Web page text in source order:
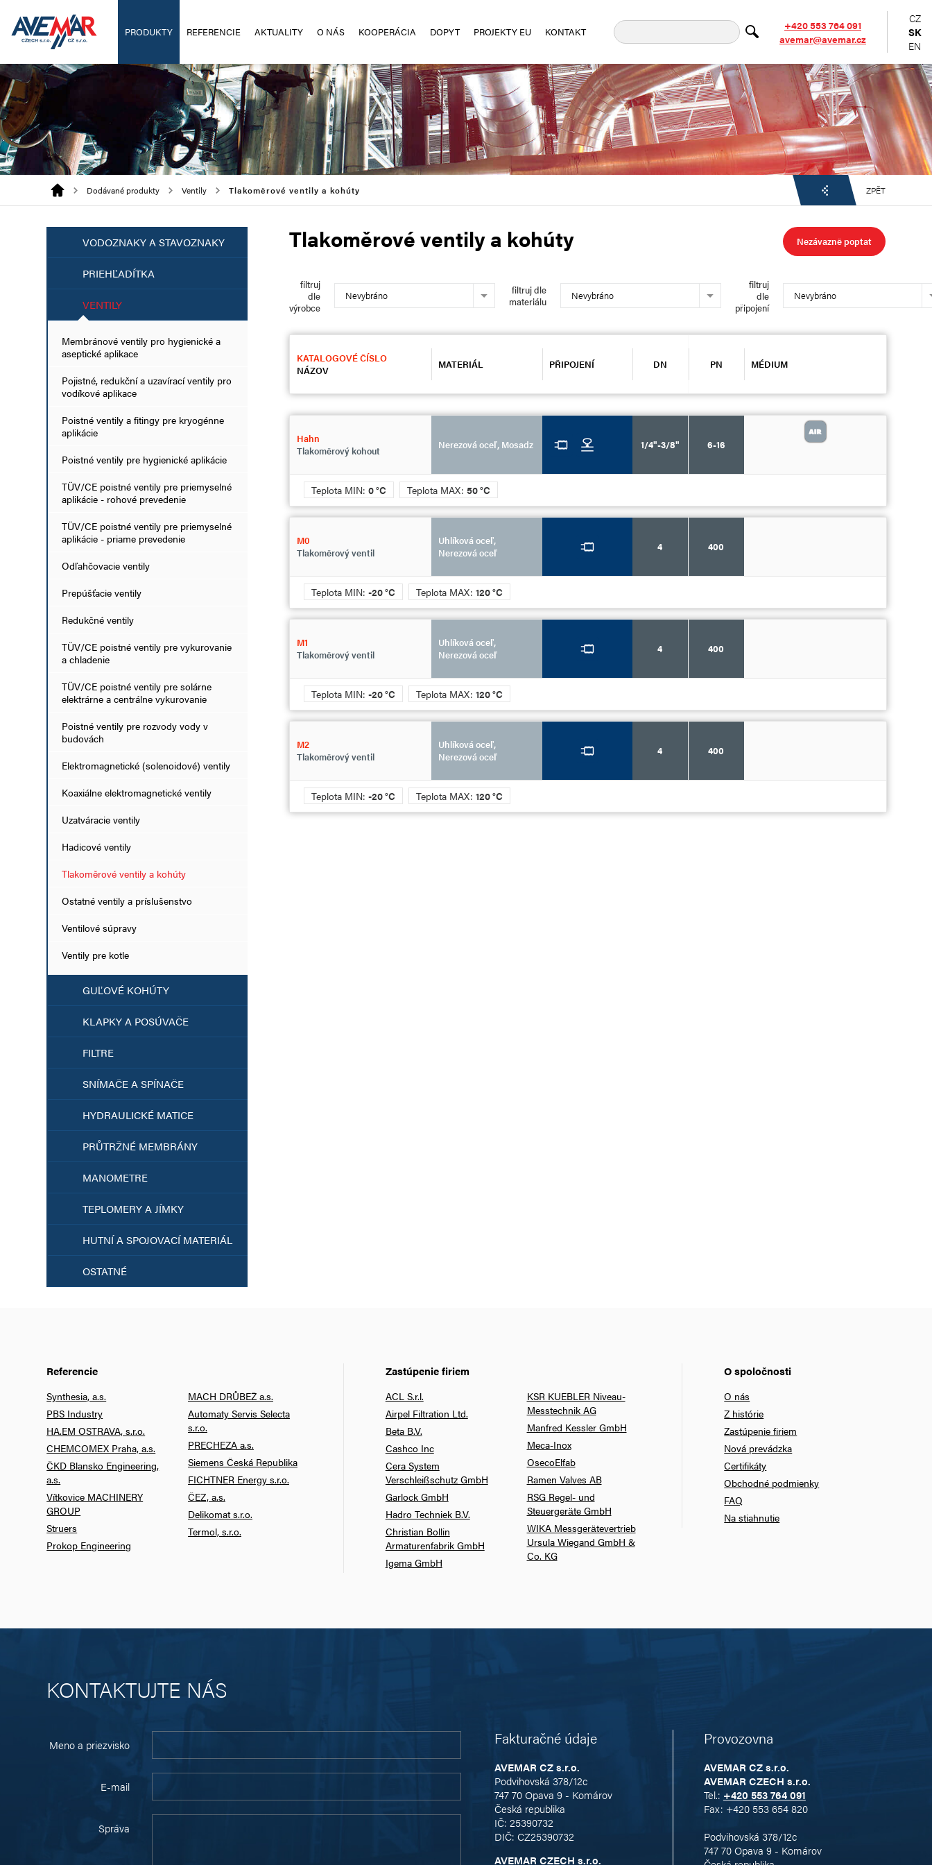
PRODUKTY REFERENCIE AKTUALITY O NÁS KOOPERÁCIA DOPYT PROJEKTY EU KONTAKT
+420 553 764 091
avemar@avemar.cz
CZ
SK
EN
Dodávané produkty Ventily Tlakoměrové ventily a kohúty ZPĚT
VODOZNAKY A STAVOZNAKY
PRIEHĽADÍTKA
VENTILY
Membránové ventily pro hygienické a
aseptické aplikace
Pojistné, redukční a uzavírací ventily pro
vodíkové aplikace
Poistné ventily a fitingy pre kryogénne
aplikácie
Poistné ventily pre hygienické aplikácie
TÜV/CE poistné ventily pre priemyselné
aplikácie - rohové prevedenie
TÜV/CE poistné ventily pre priemyselné
aplikácie - priame prevedenie
Odľahčovacie ventily
Prepúšťacie ventily
Redukčné ventily
TÜV/CE poistné ventily pre vykurovanie
a chladenie
TÜV/CE poistné ventily pre solárne
elektrárne a centrálne vykurovanie
Poistné ventily pre rozvody vody v
budovách
Elektromagnetické (solenoidové) ventily
Koaxiálne elektromagnetické ventily
Uzatváracie ventily
Hadicové ventily
Tlakoměrové ventily a kohúty
Ostatné ventily a príslušenstvo
Ventilové súpravy
Ventily pre kotle
GUĽOVÉ KOHÚTY
KLAPKY A POSÚVAČE
FILTRE
SNÍMAČE A SPÍNAČE
HYDRAULICKÉ MATICE
PRŮTRŽNÉ MEMBRÁNY
MANOMETRE
TEPLOMERY A JÍMKY
HUTNÍ A SPOJOVACÍ MATERIÁL
OSTATNÉ
Tlakoměrové ventily a kohúty Nezávazně poptat
filtruj
dle
výrobce
Nevybráno
filtruj dle
materiálu
Nevybráno
filtruj
dle
připojení
Nevybráno
KATALOGOVÉ ČÍSLO
NÁZOV
MATERIÁL PŘIPOJENÍ DN PN MÉDIUM
Hahn
Tlakoměrový kohout
Nerezová oceľ, Mosadz 1/4"-3/8" 6-16
Teplota MIN:0 °C Teplota MAX:50 °C
M0
Tlakoměrový ventil
Uhlíková oceľ,
Nerezová oceľ
4 400
Teplota MIN:-20 °C Teplota MAX:120 °C
M1
Tlakoměrový ventil
Uhlíková oceľ,
Nerezová oceľ
4 400
Teplota MIN:-20 °C Teplota MAX:120 °C
M2
Tlakoměrový ventil
Uhlíková oceľ,
Nerezová oceľ
4 400
Teplota MIN:-20 °C Teplota MAX:120 °C
Referencie
Synthesia, a.s.
PBS Industry
HA.EM OSTRAVA, s.r.o.
CHEMCOMEX Praha, a.s.
ČKD Blansko Engineering,
a.s.
Vítkovice MACHINERY
GROUP
Struers
Prokop Engineering
MACH DRŮBEŽ a.s.
Automaty Servis Selecta
s.r.o.
PRECHEZA a.s.
Siemens Česká Republika
FICHTNER Energy s.r.o.
ČEZ, a.s.
Delikomat s.r.o.
Termol, s.r.o.
Zastúpenie firiem
ACL S.r.l.
Airpel Filtration Ltd.
Beta B.V.
Cashco Inc
Cera System
Verschleißschutz GmbH
Garlock GmbH
Hadro Techniek B.V.
Christian Bollin
Armaturenfabrik GmbH
Igema GmbH
KSR KUEBLER Niveau-
Messtechnik AG
Manfred Kessler GmbH
Meca-Inox
OsecoElfab
Ramen Valves AB
RSG Regel- und
Steuergeräte GmbH
WIKA Messgerätevertrieb
Ursula Wiegand GmbH &
Co. KG
O spoločnosti
O nás
Z histórie
Zastúpenie firiem
Nová prevádzka
Certifikáty
Obchodné podmienky
FAQ
Na stiahnutie
KONTAKTUJTE NÁS
Meno a priezvisko
E-mail
Správa
Fakturačné údaje
AVEMAR CZ s.r.o.
Podvihovská 378/12c
747 70 Opava 9 - Komárov
Česká republika
IČ: 25390732
DIČ: CZ25390732
AVEMAR CZECH s.r.o.
Provozovna
AVEMAR CZ s.r.o.
AVEMAR CZECH s.r.o.
Tel.: +420 553 764 091
Fax: +420 553 654 820
Podvihovská 378/12c
747 70 Opava 9 - Komárov